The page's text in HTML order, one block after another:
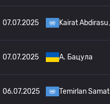
07.07.2025 Kairat Abdirasu
07.07.2025 A. Бацула
06.07.2025 Temirlan Samat